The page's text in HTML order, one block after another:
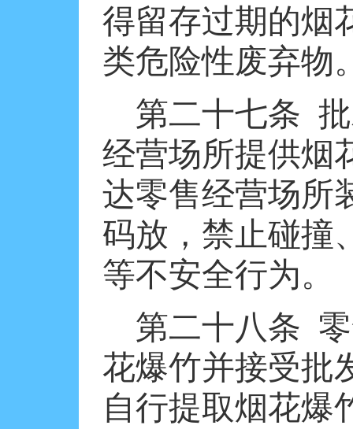
得留存过期的烟
类危险性废弃物
第二十七条
经营场所提供烟
达零售经营场所
码放，禁止碰撞
等不安全行为。
第二十八条
花爆竹并接受批
自行提取烟花爆